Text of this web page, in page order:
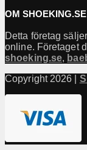
OM SHOEKING.SE
Detta företag
online. Företaget
shoeking.se,
Copyright 2026 |